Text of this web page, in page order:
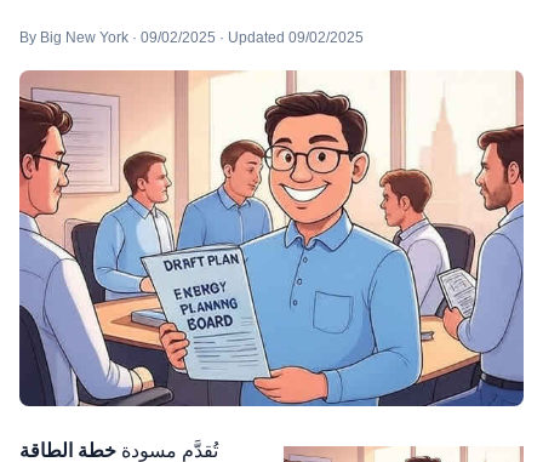
By Big New York · 09/02/2025 · Updated 09/02/2025
تُقدَّم مسودة خطة الطاقة